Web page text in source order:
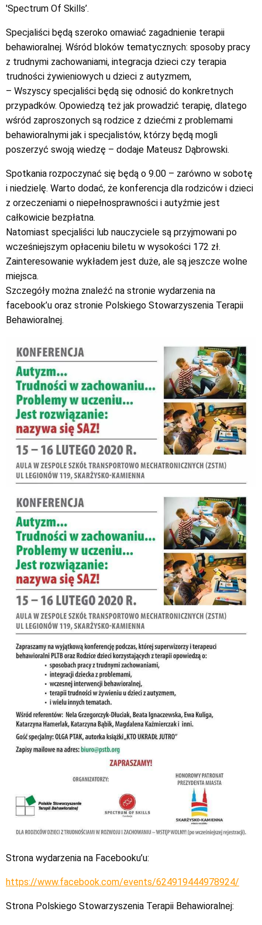
'Spectrum Of Skills’.
Specjaliści będą szeroko omawiać zagadnienie terapii
behawioralnej. Wśród bloków tematycznych: sposoby pracy
z trudnymi zachowaniami, integracja dzieci czy terapia
trudności żywieniowych u dzieci z autyzmem,
– Wszyscy specjaliści będą się odnosić do konkretnych
przypadków. Opowiedzą też jak prowadzić terapię, dlatego
wśród zaproszonych są rodzice z dziećmi z problemami
behawioralnymi jak i specjalistów, którzy będą mogli
poszerzyć swoją wiedzę – dodaje Mateusz Dąbrowski.
Spotkania rozpoczynać się będą o 9.00 – zarówno w sobotę
i niedzielę. Warto dodać, że konferencja dla rodziców i dzieci
z orzeczeniami o niepełnosprawności i autyźmie jest
całkowicie bezpłatna.
Natomiast specjaliści lub nauczyciele są przyjmowani po
wcześniejszym opłaceniu biletu w wysokości 172 zł.
Zainteresowanie wykładem jest duże, ale są jeszcze wolne
miejsca.
Szczegóły można znaleźć na stronie wydarzenia na
facebook’u oraz stronie Polskiego Stowarzyszenia Terapii
Behawioralnej.
Strona wydarzenia na Facebooku’u:
https://www.facebook.com/events/624919444978924/
Strona Polskiego Stowarzyszenia Terapii Behawioralnej: